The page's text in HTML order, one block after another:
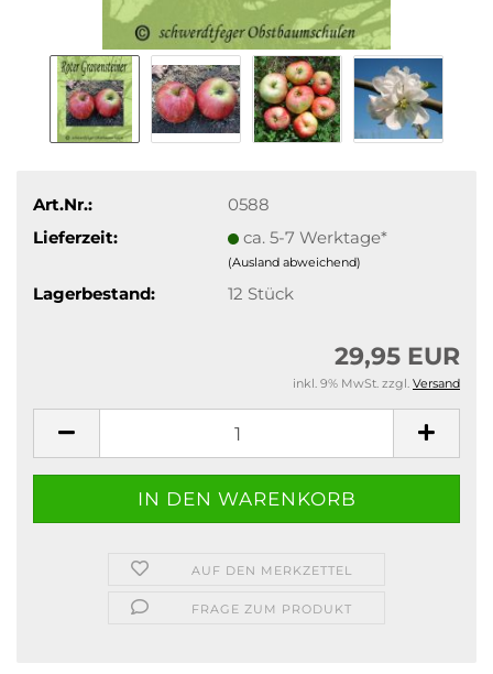
Art.Nr.:
0588
Lieferzeit:
ca. 5-7 Werktage*
(Ausland abweichend)
Lagerbestand: 12 Stück
29,95 EUR
inkl. 9% MwSt. zzgl. Versand
AUF DEN MERKZETTEL
FRAGE ZUM PRODUKT